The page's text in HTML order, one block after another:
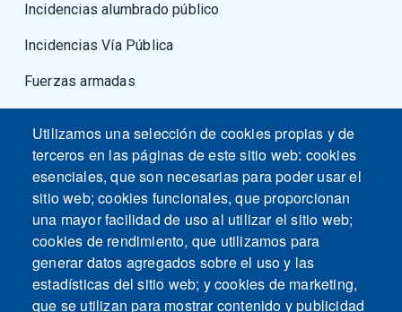
Incidencias alumbrado público
Incidencias Vía Pública
Fuerzas armadas
Utilizamos una selección de cookies propias y de
terceros en las páginas de este sitio web: cookies
esenciales, que son necesarias para poder usar el
sitio web; cookies funcionales, que proporcionan
una mayor facilidad de uso al utilizar el sitio web;
cookies de rendimiento, que utilizamos para
generar datos agregados sobre el uso y las
estadísticas del sitio web; y cookies de marketing,
que se utilizan para mostrar contenido y publicidad